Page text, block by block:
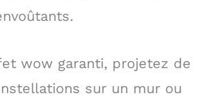
wow garanti, projetez de
sur un mur ou